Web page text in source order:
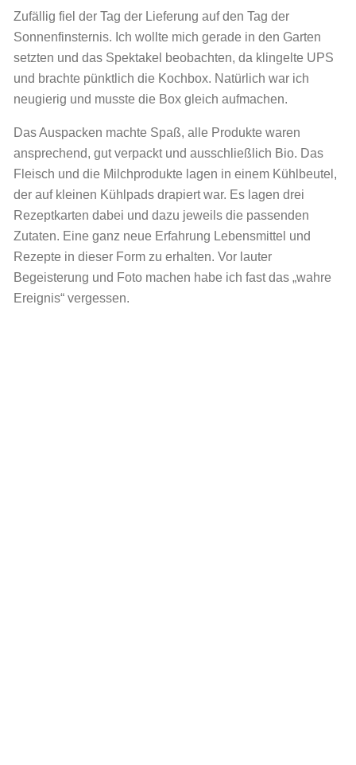
Zufällig fiel der Tag der Lieferung auf den Tag der
Sonnenfinsternis. Ich wollte mich gerade in den Garten
setzten und das Spektakel beobachten, da klingelte UPS
und brachte pünktlich die Kochbox. Natürlich war ich
neugierig und musste die Box gleich aufmachen.
Das Auspacken machte Spaß, alle Produkte waren
ansprechend, gut verpackt und ausschließlich Bio. Das
Fleisch und die Milchprodukte lagen in einem Kühlbeutel,
der auf kleinen Kühlpads drapiert war. Es lagen drei
Rezeptkarten dabei und dazu jeweils die passenden
Zutaten. Eine ganz neue Erfahrung Lebensmittel und
Rezepte in dieser Form zu erhalten. Vor lauter
Begeisterung und Foto machen habe ich fast das „wahre
Ereignis“ vergessen.